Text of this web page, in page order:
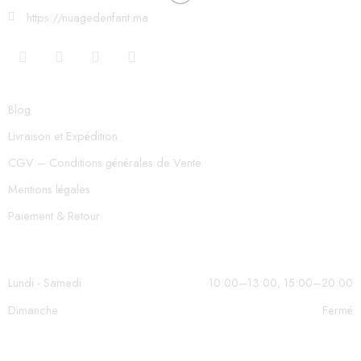
https://nuagedenfant.ma
Blog
Livraison et Expédition
CGV – Conditions générales de Vente
Mentions légales
Paiement & Retour
Lundi - Samedi
10:00–13:00, 15:00–20:00
Dimanche
Fermé